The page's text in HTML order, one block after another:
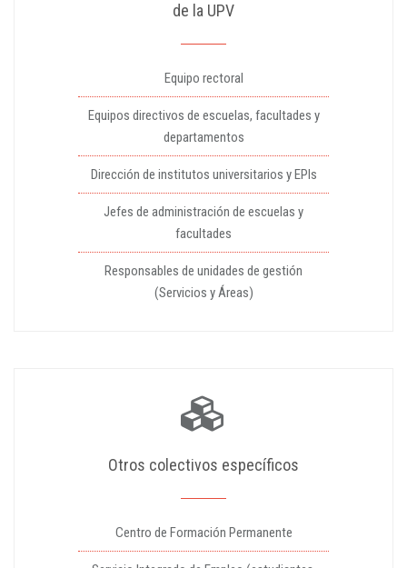
de la UPV
Equipo rectoral
Equipos directivos de escuelas, facultades y
departamentos
Dirección de institutos universitarios y EPIs
Jefes de administración de escuelas y
facultades
Responsables de unidades de gestión
(Servicios y Áreas)
Otros colectivos específicos
Centro de Formación Permanente